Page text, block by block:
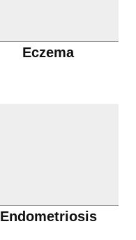
Eczema
Endometriosis